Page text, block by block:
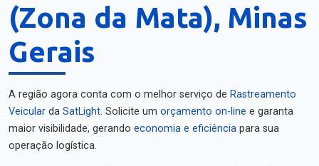
(Zona da Mata), Minas
Gerais
A região agora conta com o melhor serviço de Rastreamento
Veicular da SatLight. Solicite um orçamento on-line e garanta
maior visibilidade, gerando economia e eficiência para sua
operação logística.